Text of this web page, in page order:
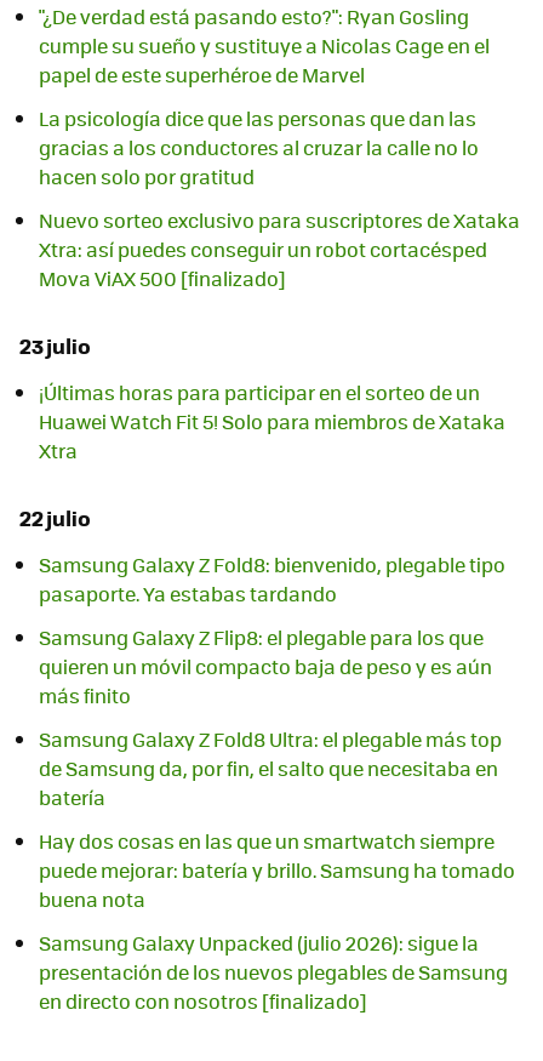
"¿De verdad está pasando esto?": Ryan Gosling
cumple su sueño y sustituye a Nicolas Cage en el
papel de este superhéroe de Marvel
La psicología dice que las personas que dan las
gracias a los conductores al cruzar la calle no lo
hacen solo por gratitud
Nuevo sorteo exclusivo para suscriptores de Xataka
Xtra: así puedes conseguir un robot cortacésped
Mova ViAX 500 [finalizado]
23 julio
¡Últimas horas para participar en el sorteo de un
Huawei Watch Fit 5! Solo para miembros de Xataka
Xtra
22 julio
Samsung Galaxy Z Fold8: bienvenido, plegable tipo
pasaporte. Ya estabas tardando
Samsung Galaxy Z Flip8: el plegable para los que
quieren un móvil compacto baja de peso y es aún
más finito
Samsung Galaxy Z Fold8 Ultra: el plegable más top
de Samsung da, por fin, el salto que necesitaba en
batería
Hay dos cosas en las que un smartwatch siempre
puede mejorar: batería y brillo. Samsung ha tomado
buena nota
Samsung Galaxy Unpacked (julio 2026): sigue la
presentación de los nuevos plegables de Samsung
en directo con nosotros [finalizado]